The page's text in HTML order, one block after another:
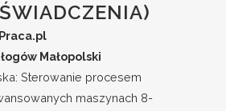
Praca.pl
Małopolski
Sterowanie procesem
maszynach 8-